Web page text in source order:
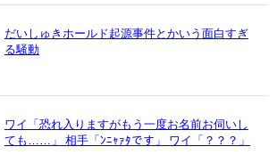
だいしゅきホールド起源事件とかいう面白すぎ
る騒動
ワイ「恐れ入りますがもう一度お名前お伺いし
ても……」 相手「ﾝﾆｬｧﾀです」 ワイ「？？？」